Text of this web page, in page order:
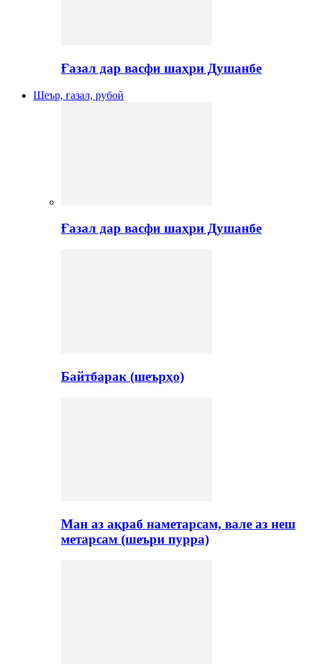
Ғазал дар васфи шаҳри Душанбе
Шеър, ғазал, рубоӣ
Ғазал дар васфи шаҳри Душанбе
Байтбарак (шеърҳо)
Ман аз ақраб наметарсам, вале аз неш
метарсам (шеъри пурра)